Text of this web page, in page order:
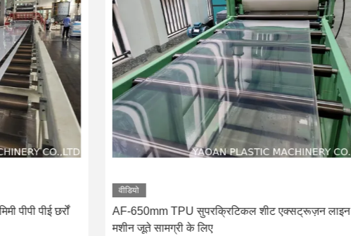
पीपी पीई छर्रों
वीडियो
AF-650mm TPU सुपरक्रिटिकल शीट एक्सट्रूज़न लाइन
मशीन जूते सामग्री के लिए